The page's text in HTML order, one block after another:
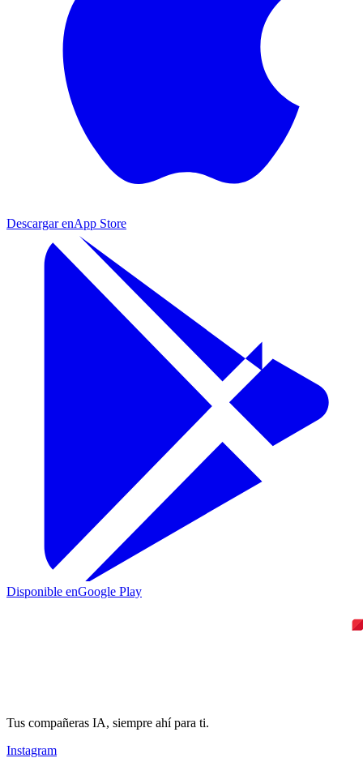
Descargar enApp Store
Disponible enGoogle Play
Tus compañeras IA, siempre ahí para ti.
Instagram